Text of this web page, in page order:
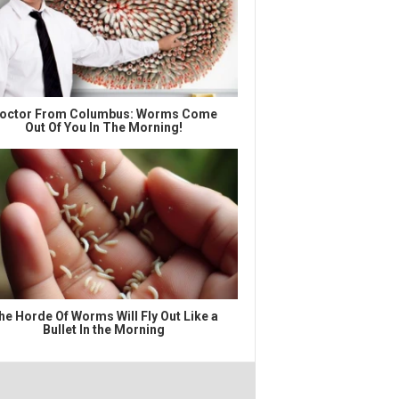
From Columbus: Worms Come
Out Of You In The Morning!
Horde Of Worms Will Fly Out Like a
Bullet In the Morning